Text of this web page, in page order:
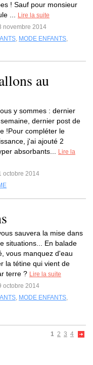
! Sauf pour monsieur
...
Lire la suite
novembre 2014
, MODE ENFANTS,
au
y sommes : dernier
dernier post de
!Pour compléter le
j'ai ajouté 2
absorbants...
Lire la
octobre 2014
sauvera la mise dans
situations... En balade
vous manquez d'eau
la tétine qui vient de
terre ? Lire la suite
octobre 2014
, MODE ENFANTS,
1 2 3 4